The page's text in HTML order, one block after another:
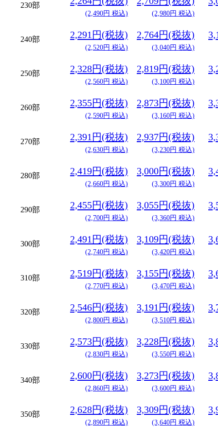
230部
(2,490円 税込) (2,980円 税込)
240部 2,291円(税抜)
(2,520円 税込)
2,764円(税抜)
(3,040円 税込)
250部 2,328円(税抜)
(2,560円 税込)
2,819円(税抜)
(3,100円 税込)
260部 2,355円(税抜)
(2,590円 税込)
2,873円(税抜)
(3,160円 税込)
270部 2,391円(税抜)
(2,630円 税込)
2,937円(税抜)
(3,230円 税込)
280部 2,419円(税抜)
(2,660円 税込)
3,000円(税抜)
(3,300円 税込)
290部 2,455円(税抜)
(2,700円 税込)
3,055円(税抜)
(3,360円 税込)
300部 2,491円(税抜)
(2,740円 税込)
3,109円(税抜)
(3,420円 税込)
310部 2,519円(税抜)
(2,770円 税込)
3,155円(税抜)
(3,470円 税込)
320部 2,546円(税抜)
(2,800円 税込)
3,191円(税抜)
(3,510円 税込)
330部 2,573円(税抜)
(2,830円 税込)
3,228円(税抜)
(3,550円 税込)
340部 2,600円(税抜)
(2,860円 税込)
3,273円(税抜)
(3,600円 税込)
350部 2,628円(税抜)
(2,890円 税込)
3,309円(税抜)
(3,640円 税込)